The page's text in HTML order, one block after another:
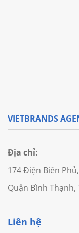
VIETBRANDS
Địa chỉ:
174 Điện Biên
Quận Bình
Liên hệ